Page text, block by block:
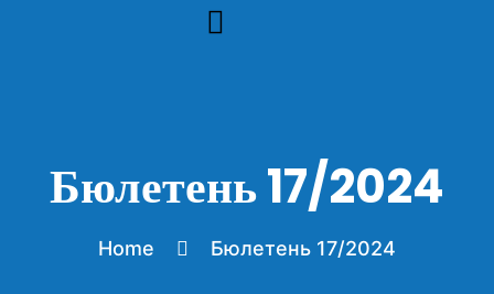
Бюлетень 17/2024
Home Бюлетень 17/2024